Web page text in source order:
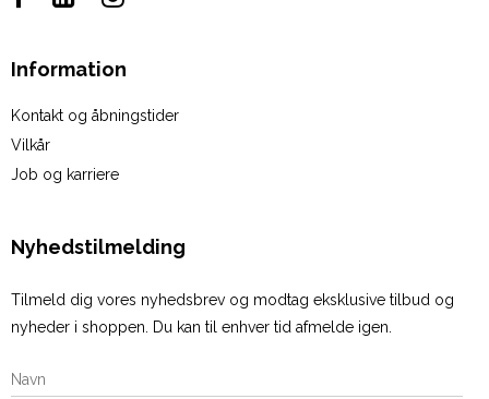
Information
Kontakt og åbningstider
Vilkår
Job og karriere
Nyhedstilmelding
Tilmeld dig vores nyhedsbrev og modtag eksklusive tilbud og
nyheder i shoppen. Du kan til enhver tid afmelde igen.